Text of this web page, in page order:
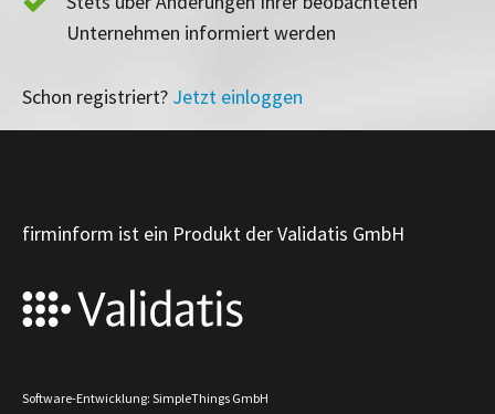
Unternehmen informiert werden
Schon registriert? Jetzt einloggen
firminform ist ein Produkt der Validatis GmbH
Software-Entwicklung: SimpleThings GmbH